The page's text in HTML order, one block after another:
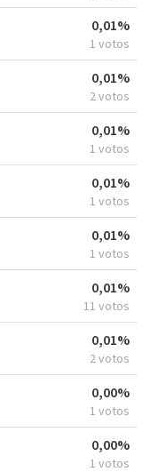
0,01%
1 votos
0,01%
2 votos
0,01%
1 votos
0,01%
1 votos
0,01%
1 votos
0,01%
11 votos
0,01%
2 votos
0,00%
1 votos
0,00%
1 votos